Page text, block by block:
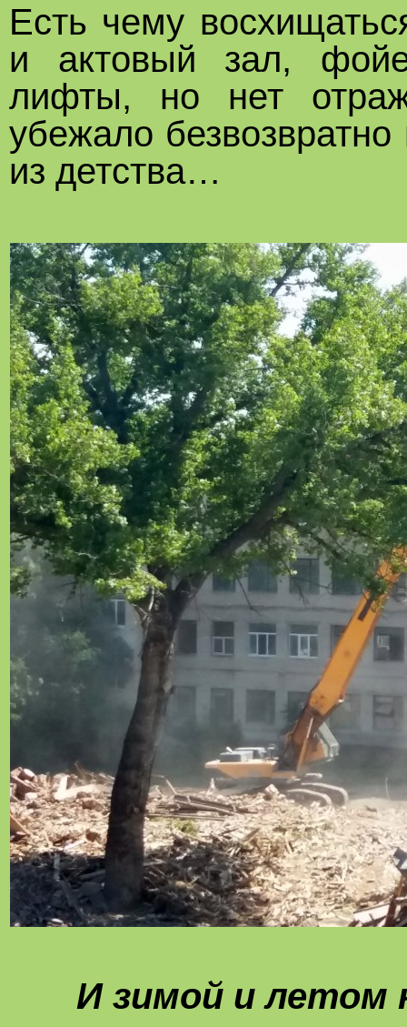
Есть чему
и актовый зал,
лифты, но нет
убежало
из детства…
И зимой и летом